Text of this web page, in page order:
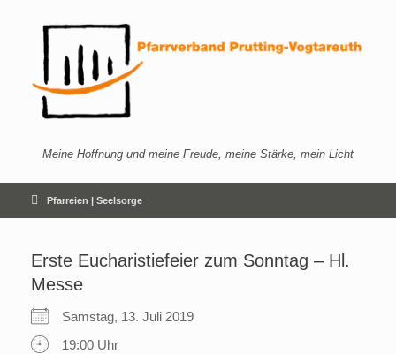
Meine Hoffnung und meine Freude, meine Stärke, mein Licht
Pfarreien | Seelsorge
Erste Eucharistiefeier zum Sonntag – Hl.
Messe
Samstag, 13. Juli 2019
19:00 Uhr